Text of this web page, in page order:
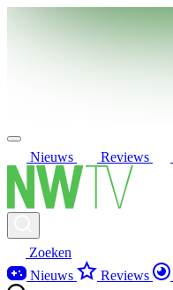
Nieuws Reviews
Zoeken
Nieuws
Reviews